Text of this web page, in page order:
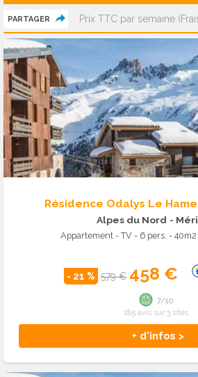
PARTAGER Prix TTC par semaine
Résidence Odalys Le
Alpes du Nord -
Appartement - TV - 6 pers. -
- 21 % 579 € 458 €
+ d'infos >
7/10
185 avis sur 3 sites